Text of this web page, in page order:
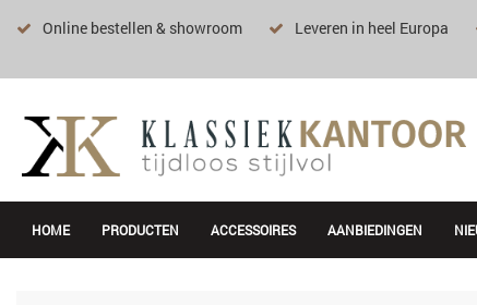
Online bestellen & showroom Leveren in heel Europa
HOME PRODUCTEN ACCESSOIRES AANBIEDINGEN